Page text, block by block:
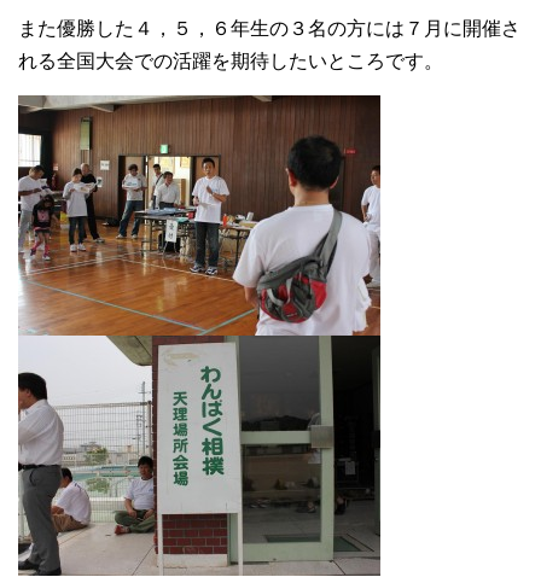
また優勝した４，５，６年生の３名の方には７月に開催さ
れる全国大会での活躍を期待したいところです。